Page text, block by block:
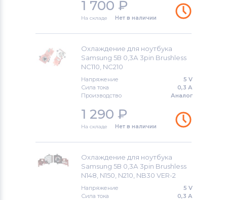
1 700 ₽
На складе Нет в наличии
Охлаждение для ноутбука
Samsung 5В 0,3А 3pin Brushless
NC110, NC210
Напряжение
5 V
Сила тока
0,3 А
Производство
Аналог
1 290 ₽
На складе Нет в наличии
Охлаждение для ноутбука
Samsung 5В 0,3А 3pin Brushless
N148, N150, N210, NB30 VER-2
Напряжение
5 V
Сила тока
0,3 А